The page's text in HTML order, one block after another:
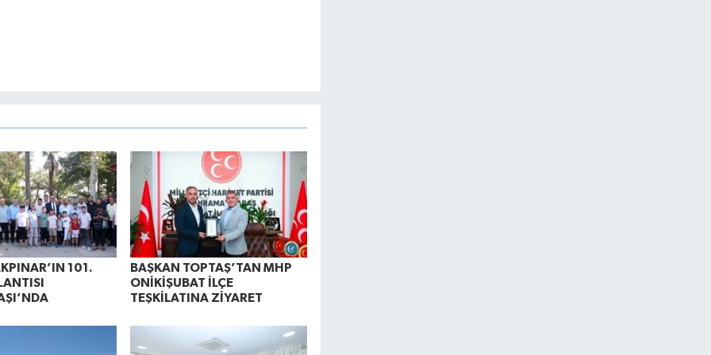
101.
BAŞKAN TOPTAŞ’TAN MHP
ONİKİŞUBAT İLÇE
TEŞKİLATINA ZİYARET